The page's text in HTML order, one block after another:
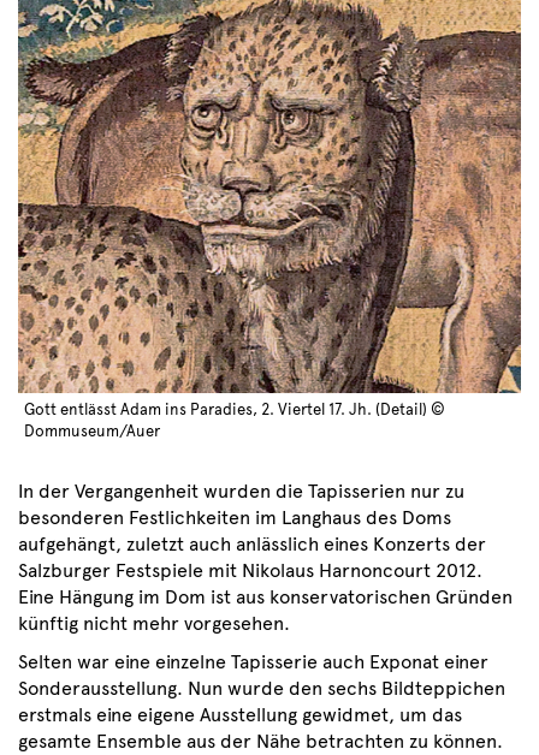
Gott entlässt Adam ins Paradies, 2. Viertel 17. Jh. (Detail) ©
Dommuseum/Auer
In der Vergangenheit wurden die Tapisserien nur zu
besonderen Festlichkeiten im Langhaus des Doms
aufgehängt, zuletzt auch anlässlich eines Konzerts der
Salzburger Festspiele mit Nikolaus Harnoncourt 2012.
Eine Hängung im Dom ist aus konservatorischen Gründen
künftig nicht mehr vorgesehen.
Selten war eine einzelne Tapisserie auch Exponat einer
Sonderausstellung. Nun wurde den sechs Bildteppichen
erstmals eine eigene Ausstellung gewidmet, um das
gesamte Ensemble aus der Nähe betrachten zu können.